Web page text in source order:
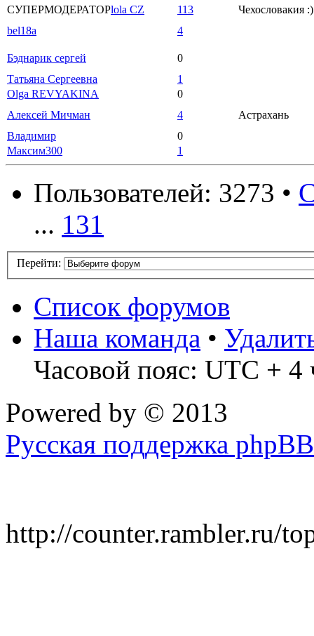
СУПЕРМОДЕРАТОРlola CZ 113
Чехословакия :)
bel18a
4
Бэднарик сергей
0
Татьяна Сергеевна
1
Olga REVYAKINA
0
Алексей Мичман
4
Астрахань
Владимир
0
Максим300
1
Пользователей: 3273 •
... 131
Перейти:
Список форумов
Наша команда •
Часовой пояс: UTC + 4
Powered by © 2013
Русская поддержка phpBB
http://counter.rambler.ru/